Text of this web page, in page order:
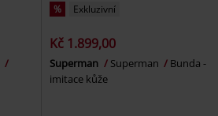
% Exkluzivní
Kč 1.899,00
Superman Superman
Bunda -
imitace kůže